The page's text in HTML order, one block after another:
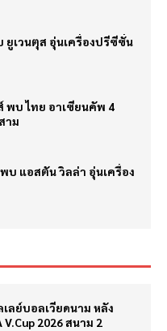
ยูเวนตุส อุ่นเครื่องปรีซีซั่น
บ ไทย อาเซียนคัพ 4
าม
บ แอสตัน วิลล่า อุ่นเครื่อง
ลย์บอลเวียดนาม หลัง
2026 สนาม 2